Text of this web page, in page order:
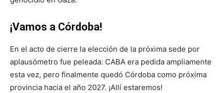
¡Vamos a Córdoba!
En el acto de cierre la elección de la próxima sede por
aplausómetro fue peleada: CABA era pedida ampliamente
esta vez, pero finalmente quedó Córdoba como próxima
provincia hacia el año 2027. ¡Allí estaremos!